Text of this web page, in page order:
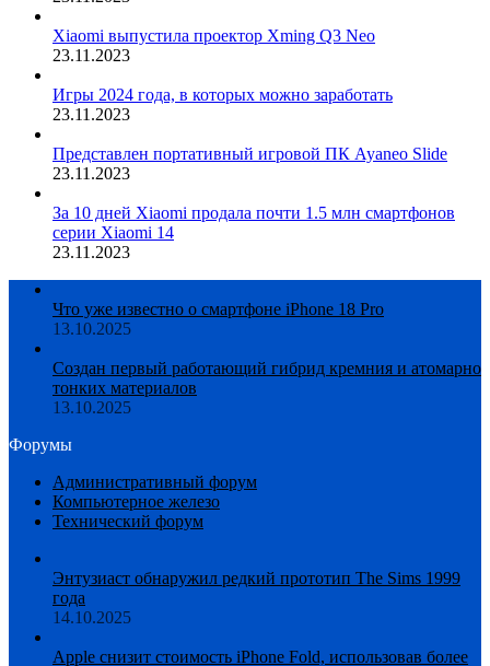
Xiaomi выпустила проектор Xming Q3 Neo
23.11.2023
Игры 2024 года, в которых можно заработать
23.11.2023
Представлен портативный игровой ПК Ayaneo Slide
23.11.2023
За 10 дней Xiaomi продала почти 1.5 млн смартфонов
серии Xiaomi 14
23.11.2023
Что уже известно о смартфоне iPhone 18 Pro
13.10.2025
Создан первый работающий гибрид кремния и атомарно
тонких материалов
13.10.2025
Форумы
Административный форум
Компьютерное железо
Технический форум
Энтузиаст обнаружил редкий прототип The Sims 1999
года
14.10.2025
Apple снизит стоимость iPhone Fold, использовав более